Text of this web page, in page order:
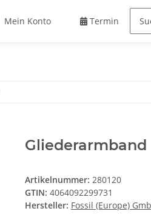
Mein Konto Termin
Gliederarmband
Artikelnummer: 280120
GTIN: 4064092299731
Hersteller: Fossil (Europe)